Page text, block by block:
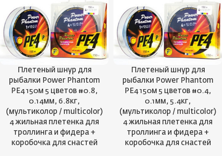
Плетеный шнур для
рыбалки Power Phantom
PE4 150м 5 цветов #0.8,
0.14мм, 6.8кг,
(мультиколор / multicolor)
4 жильная плетенка для
троллинга и фидера +
коробочка для снастей
Плетеный шнур для
рыбалки Power Phantom
PE4 150м 5 цветов #0.4,
0.1мм, 5.4кг,
(мультиколор / multicolor)
4 жильная плетенка для
троллинга и фидера +
коробочка для снастей